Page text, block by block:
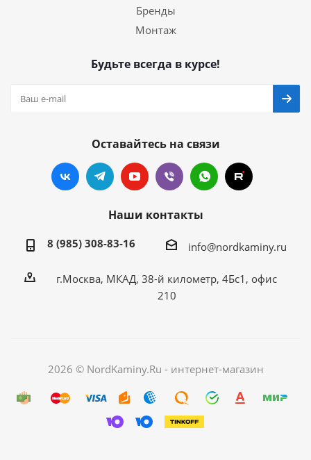
Бренды
Монтаж
Будьте всегда в курсе!
Оставайтесь на связи
Наши контакты
8 (985) 308-83-16 info@nordkaminy.ru
г.Москва, МКАД, 38-й километр, 4Бс1, офис
210
2026 © NordKaminy.Ru - интернет-магазин